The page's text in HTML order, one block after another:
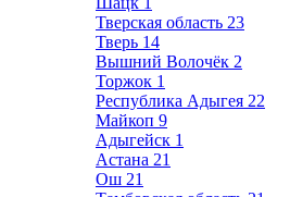
Тверская область 23
Тверь 14
Вышний Волочёк 2
Торжок 1
Республика Адыгея 22
Майкоп 9
Адыгейск 1
Астана 21
Ош 21